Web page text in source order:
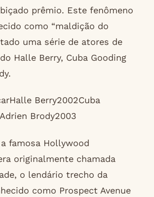
prêmio. Este fenômeno
como “maldição do
uma série de atores de
Halle Berry, Cuba Gooding
Berry2002Cuba
Brody2003
famosa Hollywood
originalmente chamada
o lendário trecho da
como Prospect Avenue